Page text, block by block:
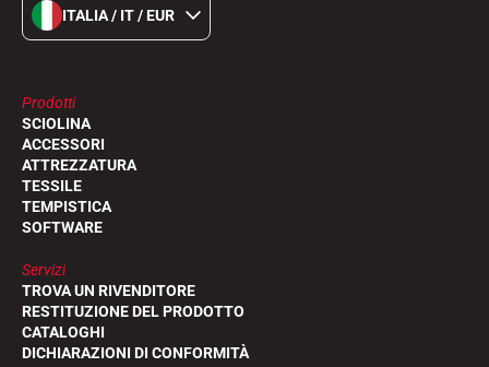
ITALIA / IT / EUR
Prodotti
SCIOLINA
ACCESSORI
ATTREZZATURA
TESSILE
TEMPISTICA
SOFTWARE
Servizi
TROVA UN RIVENDITORE
RESTITUZIONE DEL PRODOTTO
CATALOGHI
DICHIARAZIONI DI CONFORMITÀ